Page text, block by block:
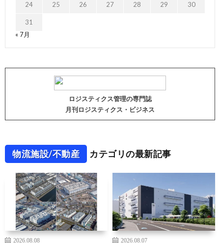
24 25 26 27 28 29 30
31
« 7月
ロジスティクス管理の専門誌
月刊ロジスティクス・ビジネス
物流施設/不動産 カテゴリの最新記事
2026.08.08
2026.08.07